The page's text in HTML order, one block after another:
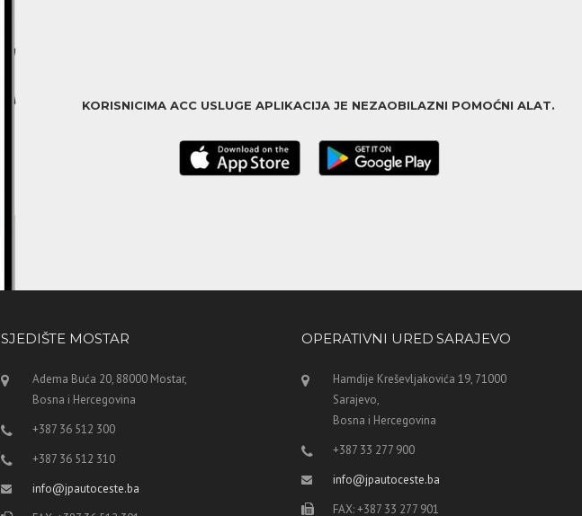
KORISNICIMA ACC USLUGE APLIKACIJA JE NEZAOBILAZNI POMOĆNI ALAT.
SJEDIŠTE MOSTAR
Adema Buća 20, 88000 Mostar,
Bosna i Hercegovina
+387 36 512 300
+387 36 512 310
info@jpautoceste.ba
OPERATIVNI URED SARAJEVO
Hamdije Kreševljakovića 19, 71000
Sarajevo,
Bosna i Hercegovina
+387 33 277 900
info@jpautoceste.ba
FAX: +387 33 277 901